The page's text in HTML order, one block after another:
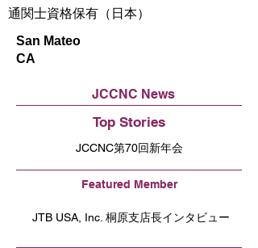
通関士資格保有（日本）
San Mateo
CA
JCCNC News
Top Stories
JCCNC第70回新年会
Featured Member
JTB USA, Inc. 桐原支店長インタビュー